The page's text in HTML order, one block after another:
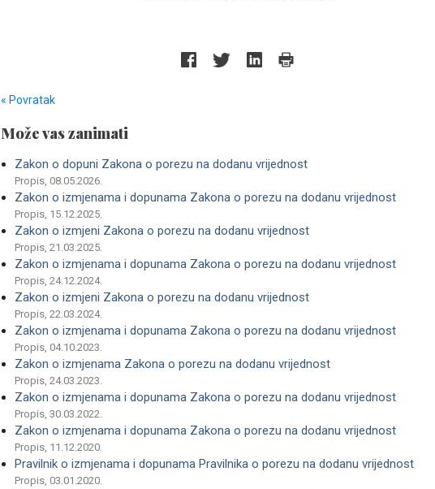
« Povratak
Može vas zanimati
Zakon o dopuni Zakona o porezu na dodanu vrijednost
Propis, 08.05.2026.
Zakon o izmjenama i dopunama Zakona o porezu na dodanu vrijednost
Propis, 15.12.2025.
Zakon o izmjeni Zakona o porezu na dodanu vrijednost
Propis, 21.03.2025.
Zakon o izmjenama i dopunama Zakona o porezu na dodanu vrijednost
Propis, 24.12.2024.
Zakon o izmjeni Zakona o porezu na dodanu vrijednost
Propis, 22.03.2024.
Zakon o izmjenama i dopunama Zakona o porezu na dodanu vrijednost
Propis, 04.10.2023.
Zakon o izmjenama Zakona o porezu na dodanu vrijednost
Propis, 24.03.2023.
Zakon o izmjenama i dopunama Zakona o porezu na dodanu vrijednost
Propis, 30.03.2022.
Zakon o izmjenama i dopunama Zakona o porezu na dodanu vrijednost
Propis, 11.12.2020.
Pravilnik o izmjenama i dopunama Pravilnika o porezu na dodanu vrijednost
Propis, 03.01.2020.